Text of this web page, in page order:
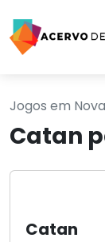
Jogos em
Catan
Catan